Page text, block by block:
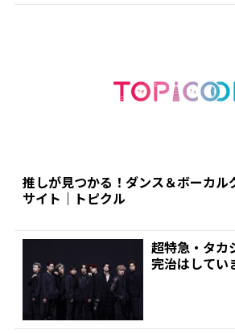
推しが見つかる！ダンス＆ボーカル
サイト｜トピクル
超特急・タカ
完治はしてい